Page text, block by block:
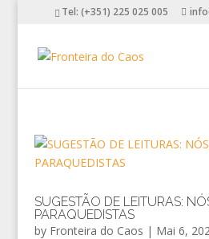
Tel: (+351) 225 025 005
SUGESTÃO DE LEITURAS:
PARAQUEDISTAS
by Fronteira do Caos | Mai 6,